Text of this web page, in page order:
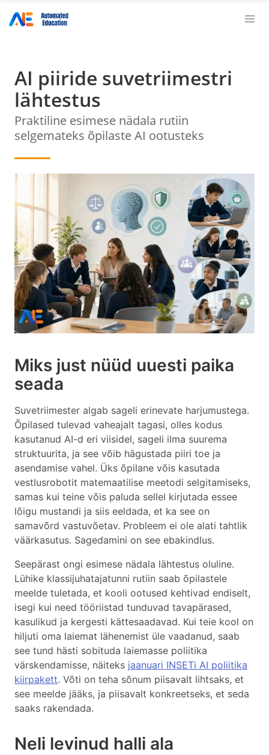
AI piiride suvetriimestri
lähtestus
Praktiline esimese nädala rutiin
selgemateks õpilaste AI ootusteks
Miks just nüüd uuesti paika
seada
Suvetriimester algab sageli erinevate harjumustega.
Õpilased tulevad vaheajalt tagasi, olles kodus
kasutanud AI-d eri viisidel, sageli ilma suurema
struktuurita, ja see võib hägustada piiri toe ja
asendamise vahel. Üks õpilane võis kasutada
vestlusrobotit matemaatilise meetodi selgitamiseks,
samas kui teine võis paluda sellel kirjutada essee
lõigu mustandi ja siis eeldada, et ka see on
samavõrd vastuvõetav. Probleem ei ole alati tahtlik
väärkasutus. Sagedamini on see ebakindlus.
Seepärast ongi esimese nädala lähtestus oluline.
Lühike klassijuhatajatunni rutiin saab õpilastele
meelde tuletada, et kooli ootused kehtivad endiselt,
isegi kui need tööriistad tunduvad tavapärased,
kasulikud ja kergesti kättesaadavad. Kui teie kool on
hiljuti oma laiemat lähenemist üle vaadanud, saab
see tund hästi sobituda laiemasse poliitika
värskendamisse, näiteks jaanuari INSETi AI poliitika
kiirpakett. Võti on teha sõnum piisavalt lihtsaks, et
see meelde jääks, ja piisavalt konkreetseks, et seda
saaks rakendada.
Neli levinud halli ala